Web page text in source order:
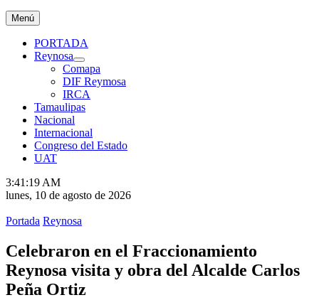
Menú
PORTADA
Reynosa
Comapa
DIF Reymosa
IRCA
Tamaulipas
Nacional
Internacional
Congreso del Estado
UAT
3:41:19 AM
lunes, 10 de agosto de 2026
Portada Reynosa
Celebraron en el Fraccionamiento
Reynosa visita y obra del Alcalde Carlos
Peña Ortiz